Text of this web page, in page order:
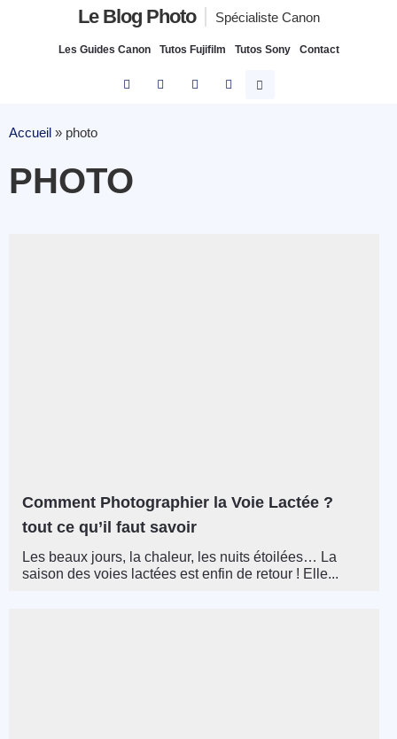
Le Blog Photo Spécialiste Canon
Les Guides Canon Tutos Fujifilm Tutos Sony Contact
Accueil » photo
PHOTO
Comment Photographier la Voie Lactée ?
tout ce qu’il faut savoir
Les beaux jours, la chaleur, les nuits étoilées… La
saison des voies lactées est enfin de retour ! Elle...